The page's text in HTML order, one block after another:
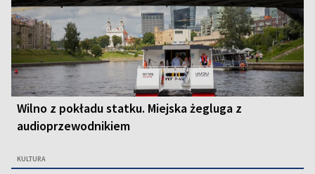
Wilno z pokładu statku. Miejska żegluga z
audioprzewodnikiem
KULTURA